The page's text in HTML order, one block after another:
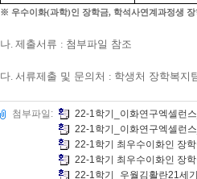
※ 우수이화(과학)인 장학금, 학석사연계과정생
나. 제출서류 : 첨부파일 참조
다. 서류제출 및 문의처 : 학생처 장학복지
첨부파일:
22-1학기_이화연구엑셀런
22-1학기_이화연구엑셀런
22-1학기 최우수이화인 장
22-1학기 최우수이화인 장
22-1학기_우월김활란21세